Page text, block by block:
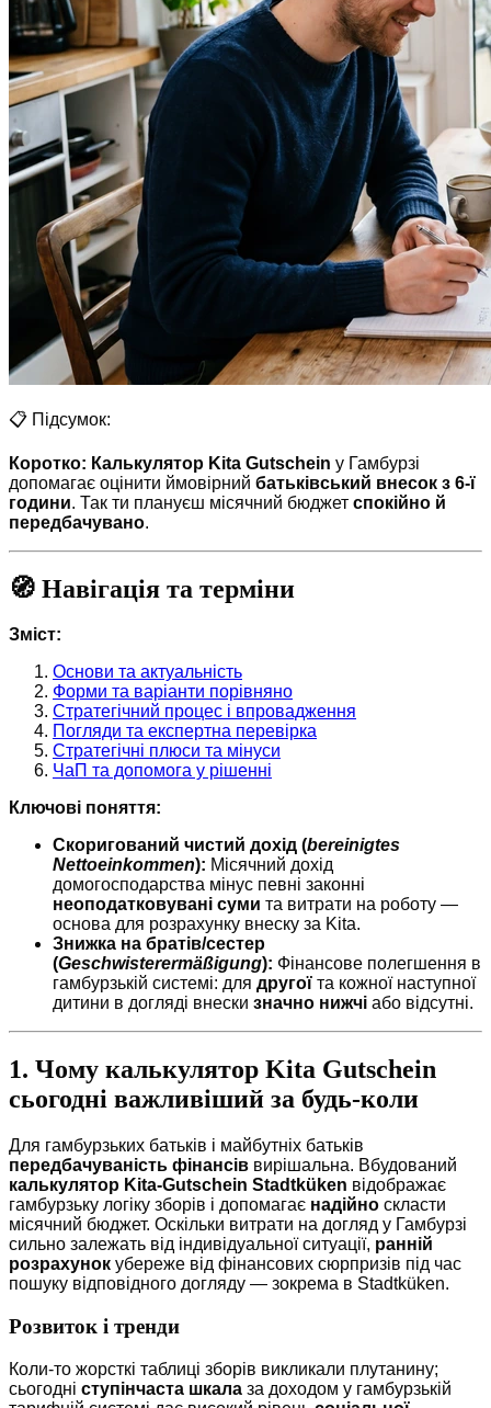
📋 Підсумок:
Коротко: Калькулятор Kita Gutschein у Гамбурзі
допомагає оцінити ймовірний батьківський внесок з 6-ї
години. Так ти плануєш місячний бюджет спокійно й
передбачувано.
🧭 Навігація та терміни
Зміст:
Основи та актуальність
Форми та варіанти порівняно
Стратегічний процес і впровадження
Погляди та експертна перевірка
Стратегічні плюси та мінуси
ЧаП та допомога у рішенні
Ключові поняття:
Скоригований чистий дохід (bereinigtes
Nettoeinkommen): Місячний дохід
домогосподарства мінус певні законні
неоподатковувані суми та витрати на роботу —
основа для розрахунку внеску за Kita.
Знижка на братів/сестер
(Geschwisterermäßigung): Фінансове полегшення в
гамбурзькій системі: для другої та кожної наступної
дитини в догляді внески значно нижчі або відсутні.
1. Чому калькулятор Kita Gutschein
сьогодні важливіший за будь-коли
Для гамбурзьких батьків і майбутніх батьків
передбачуваність фінансів вирішальна. Вбудований
калькулятор Kita-Gutschein Stadtküken відображає
гамбурзьку логіку зборів і допомагає надійно скласти
місячний бюджет. Оскільки витрати на догляд у Гамбурзі
сильно залежать від індивідуальної ситуації, ранній
розрахунок убереже від фінансових сюрпризів під час
пошуку відповідного догляду — зокрема в Stadtküken.
Розвиток і тренди
Коли-то жорсткі таблиці зборів викликали плутанину;
сьогодні ступінчаста шкала за доходом у гамбурзькій